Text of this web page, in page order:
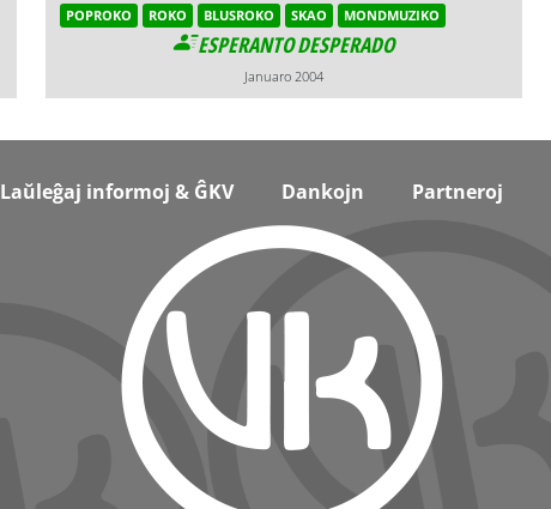
POPROKO ROKO BLUSROKO SKAO MONDMUZIKO
ESPERANTO DESPERADO
Januaro 2004
Laŭleĝaj informoj & ĜKV Dankojn Partneroj